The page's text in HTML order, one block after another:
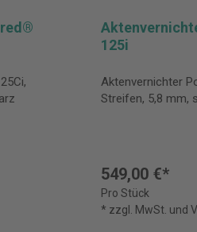
125i
Aktenvernichter
Streifen, 5,8 mm,
549,00 €*
Pro Stück
* zzgl. MwSt. und